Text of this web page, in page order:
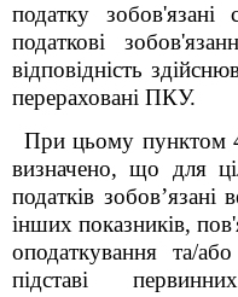
податку зобов'язані
податкові
відповідність
перераховані ПКУ.
При цьому пунктом
визначено, що для
податків зобов’язані
інших показників,
оподаткування та/
підставі